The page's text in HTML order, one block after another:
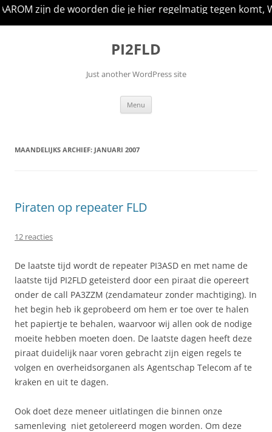
die je hier regelmatig tegen komt, WAAROM heeft
Ga
PI2FLD
Just another WordPress site
Menu
MAANDELIJKS ARCHIEF: JANUARI 2007
Piraten op repeater FLD
12 reacties
De laatste tijd wordt de repeater PI3ASD en met name de
laatste tijd PI2FLD geteisterd door een piraat die opereert
onder de call PA3ZZM (zendamateur zonder machtiging). In
het begin heb ik geprobeerd om hem er toe over te halen
het papiertje te behalen, waarvoor wij allen ook de nodige
moeite hebben moeten doen. De laatste dagen heeft deze
piraat duidelijk naar voren gebracht zijn eigen regels te
volgen en overheidsorganen als Agentschap Telecom af te
kraken en uit te dagen.
Ook doet deze meneer uitlatingen die binnen onze
samenleving niet getolereerd mogen worden. Om deze